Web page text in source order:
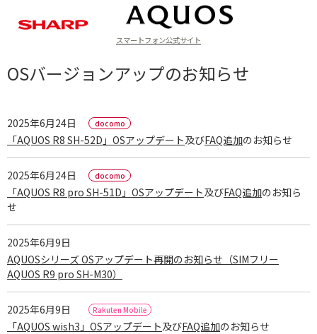
スマートフォン公式サイト
OSバージョンアップのお知らせ
2025年6月24日
「AQUOS R8 SH-52D」OSアップデート及びFAQ追加のお知らせ
2025年6月24日
「AQUOS R8 pro SH-51D」OSアップデート及びFAQ追加のお知ら
せ
2025年6月9日
AQUOSシリーズ OSアップデート再開のお知らせ（SIMフリー
AQUOS R9 pro SH-M30）
2025年6月9日
「AQUOS wish3」OSアップデート及びFAQ追加のお知らせ